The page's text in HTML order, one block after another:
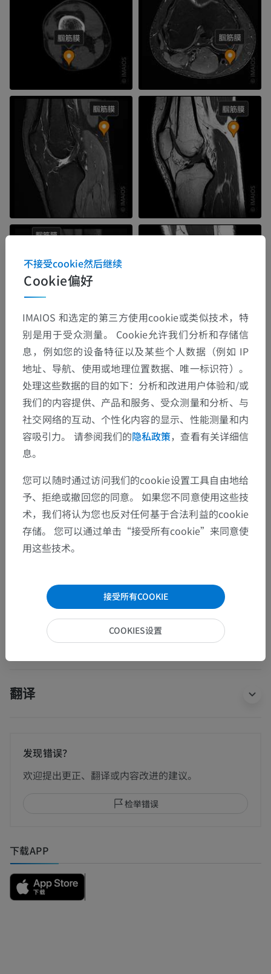
解剖层次
人体解剖学2
下肢筋膜
底层结构： 这个解剖部位没有子结构
翻译
发现错误？
欢迎提出更正、翻译或内容改进的建议。
检举错误
下载APP
Cookie偏好
不接受cookie然后继续
IMAIOS 和选定的第三方使用cookie或类似技术，特
别是用于受众测量。 Cookie允许我们分析和存储信
息，例如您的设备特征以及某些个人数据（例如 IP
地址、导航、使用或地理位置数据、唯一标识符）。
处理这些数据的目的如下：分析和改进用户体验和/或
我们的内容提供、产品和服务、受众测量和分析、与
社交网络的互动、个性化内容的显示、性能测量和内
容吸引力。 请参阅我们的隐私政策，查看有关详细信
息。
您可以随时通过访问我们的cookie设置工具自由地给
予、拒绝或撤回您的同意。 如果您不同意使用这些技
术，我们将认为您也反对任何基于合法利益的cookie
存储。 您可以通过单击“接受所有cookie”来同意使
用这些技术。
接受所有COOKIE
COOKIES设置